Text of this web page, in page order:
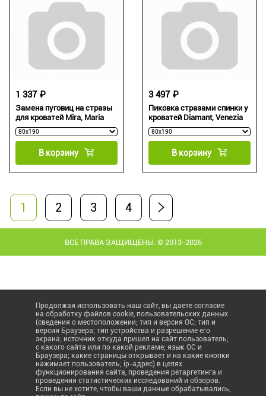
Замена пуговиц на стразы
для кроватей Mira, Maria
1 337 ₽
В корзину
Пиковка стразами спинки у
кроватей Diamant, Venezia
3 497 ₽
В корзину
1 2 3 4
ВСЕ ПРАВА ЗАЩИЩЕНЫ. © 2013-2026
Продолжая использовать наш сайт, вы даете согласие
на обработку файлов cookie, пользовательских данных
(сведения о местоположении; тип и версия ОС; тип и
версия Браузера; тип устройства и разрешение его
экрана; источник откуда пришел на сайт пользователь;
с какого сайта или по какой рекламе; язык ОС и
Браузера; какие страницы открывает и на какие кнопки
нажимает пользователь; ip-адрес) в целях
функционирования сайта, проведения ретаргетинга и
проведения статистических исследований и обзоров.
Если вы не хотите, чтобы ваши данные обрабатывались,